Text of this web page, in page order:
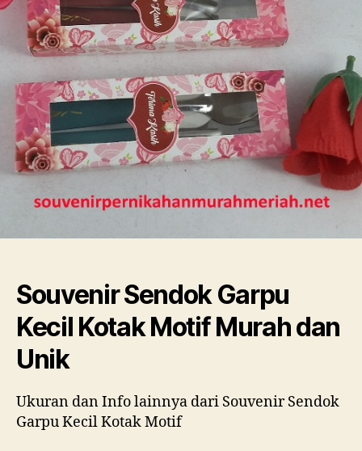
Souvenir Sendok Garpu
Kecil Kotak Motif Murah dan
Unik
Ukuran dan Info lainnya dari Souvenir Sendok
Garpu Kecil Kotak Motif